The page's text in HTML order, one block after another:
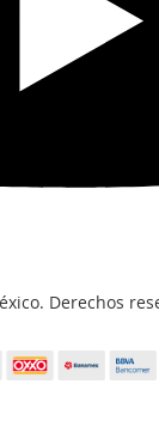
Derechos